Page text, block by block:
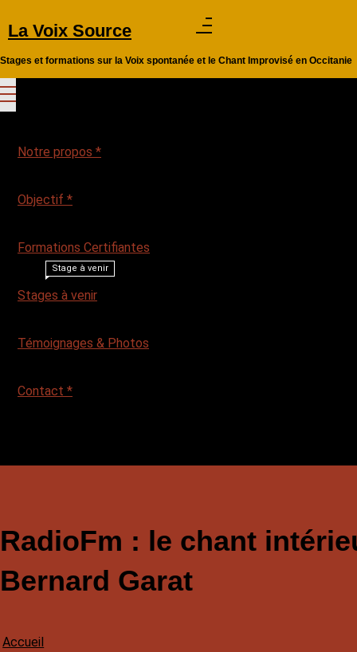
au
contenu
La Voix Source
Stages et formations sur la Voix spontanée et le Chant Improvisé en Occitanie
Notre propos *
Objectif *
Formations Certifiantes
Stages à venir
Stage à venir
Témoignages & Photos
Contact *
RadioFm : le chant
Bernard Garat
Accueil